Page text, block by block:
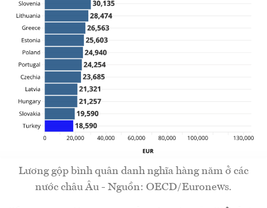
Lương gộp bình quân danh nghĩa hàng năm ở các
nước châu Âu - Nguồn: OECD/Euronews.